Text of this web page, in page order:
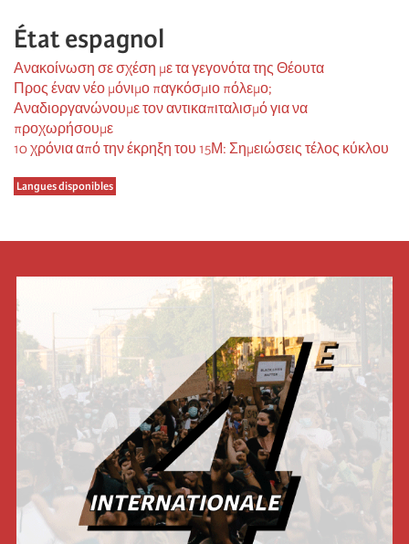
État espagnol
Ανακοίνωση σε σχέση με τα γεγονότα της Θέουτα
Προς έναν νέο μόνιμο παγκόσμιο πόλεμο;
Αναδιοργανώνουμε τον αντικαπιταλισμό για να
προχωρήσουμε
10 χρόνια από την έκρηξη του 15Μ: Σημειώσεις τέλος κύκλου
Langues disponibles